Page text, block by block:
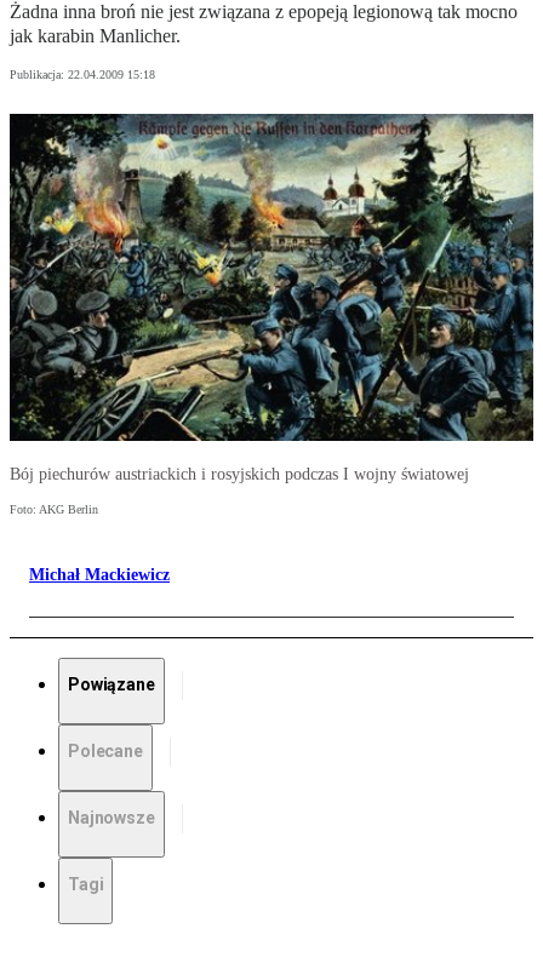
Żadna inna broń nie jest związana z epopeją legionową tak mocno
jak karabin Manlicher.
Publikacja: 22.04.2009 15:18
Bój piechurów austriackich i rosyjskich podczas I wojny światowej
Foto: AKG Berlin
Michał Mackiewicz
Powiązane
Polecane
Najnowsze
Tagi